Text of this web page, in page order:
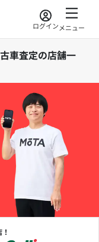
ログインメニュー
車査定の店舗一